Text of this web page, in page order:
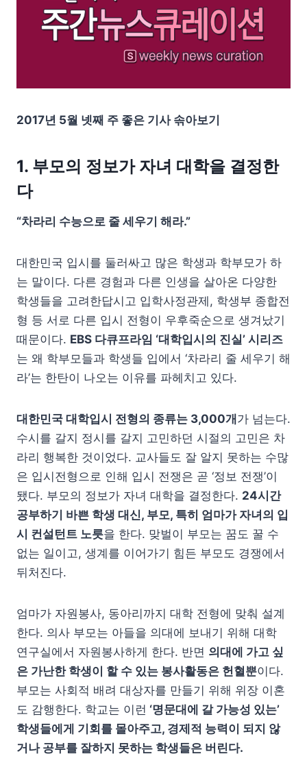
2017년 5월 넷째 주 좋은 기사 솎아보기
1. 부모의 정보가 자녀 대학을 결정한
다
“차라리 수능으로 줄 세우기 해라.”
대한민국 입시를 둘러싸고 많은 학생과 학부모가 하
는 말이다. 다른 경험과 다른 인생을 살아온 다양한
학생들을 고려한답시고 입학사정관제, 학생부 종합전
형 등 서로 다른 입시 전형이 우후죽순으로 생겨났기
때문이다. EBS 다큐프라임 ‘대학입시의 진실’ 시리즈
는 왜 학부모들과 학생들 입에서 ‘차라리 줄 세우기 해
라’는 한탄이 나오는 이유를 파헤치고 있다.
대한민국 대학입시 전형의 종류는 3,000개 가 넘는다.
수시를 갈지 정시를 갈지 고민하던 시절의 고민은 차
라리 행복한 것이었다. 교사들도 잘 알지 못하는 수많
은 입시전형으로 인해 입시 전쟁은 곧 ‘정보 전쟁’이
됐다. 부모의 정보가 자녀 대학을 결정한다. 24시간
공부하기 바쁜 학생 대신, 부모, 특히 엄마가 자녀의 입
시 컨설턴트 노릇을 한다. 맞벌이 부모는 꿈도 꿀 수
없는 일이고, 생계를 이어가기 힘든 부모도 경쟁에서
뒤처진다.
엄마가 자원봉사, 동아리까지 대학 전형에 맞춰 설계
한다. 의사 부모는 아들을 의대에 보내기 위해 대학
연구실에서 자원봉사하게 한다. 반면 의대에 가고 싶
은 가난한 학생이 할 수 있는 봉사활동은 헌혈뿐이다.
부모는 사회적 배려 대상자를 만들기 위해 위장 이혼
도 감행한다. 학교는 이런 ‘명문대에 갈 가능성 있는’
학생들에게 기회를 몰아주고, 경제적 능력이 되지 않
거나 공부를 잘하지 못하는 학생들은 버린다.